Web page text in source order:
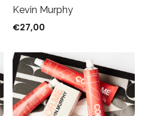
Kevin Murphy
€27,00